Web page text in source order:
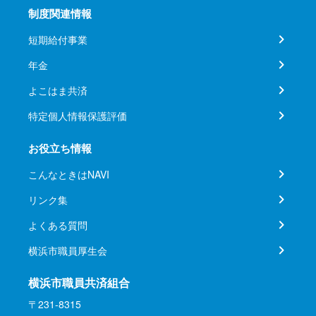
制度関連情報
短期給付事業
年金
よこはま共済
特定個人情報保護評価
お役立ち情報
こんなときはNAVI
リンク集
よくある質問
横浜市職員厚生会
横浜市職員共済組合
〒231-8315